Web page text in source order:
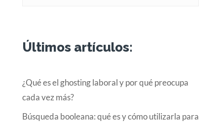
Últimos artículos:
¿Qué es el ghosting laboral y por qué preocupa
cada vez más?
Búsqueda booleana: qué es y cómo utilizarla para